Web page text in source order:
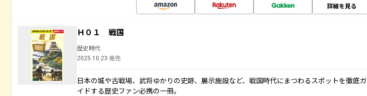
詳細を見る
Ｈ０１ 戦国
歴史時代
2025.10.23 発売
日本の城や古戦場、武将ゆかりの史跡、展示施設など、戦国時代にまつわるスポットを徹底ガ
イドする歴史ファン必携の一冊。